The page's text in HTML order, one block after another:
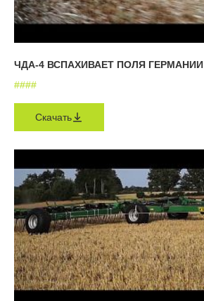
ЧДА-4 ВСПАХИВАЕТ ПОЛЯ ГЕРМАНИИ
####
Скачать